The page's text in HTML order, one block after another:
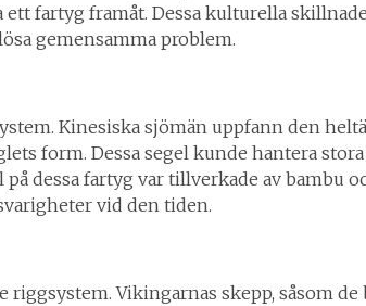
fartyg framåt. Dessa kulturella
gemensamma problem.
Kinesiska sjömän uppfann den
form. Dessa segel kunde hantera
dessa fartyg var tillverkade av bambu
vid den tiden.
Vikingarnas skepp, såsom